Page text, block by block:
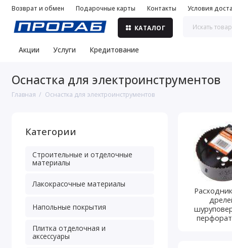
Возврат и обмен Подарочные карты Контакты Условия
КАТАЛОГ
Акции Услуги Кредитование
Оснастка для электроинструментов
Главная Оснастка для электроинструментов
Категории
Строительные и отделочные
материалы
Лакокрасочные материалы
Напольные покрытия
Плитка отделочная и
аксессуары